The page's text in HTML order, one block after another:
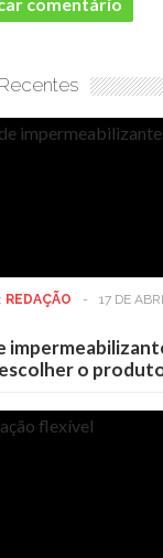
REDAÇÃO - 17 DE
o